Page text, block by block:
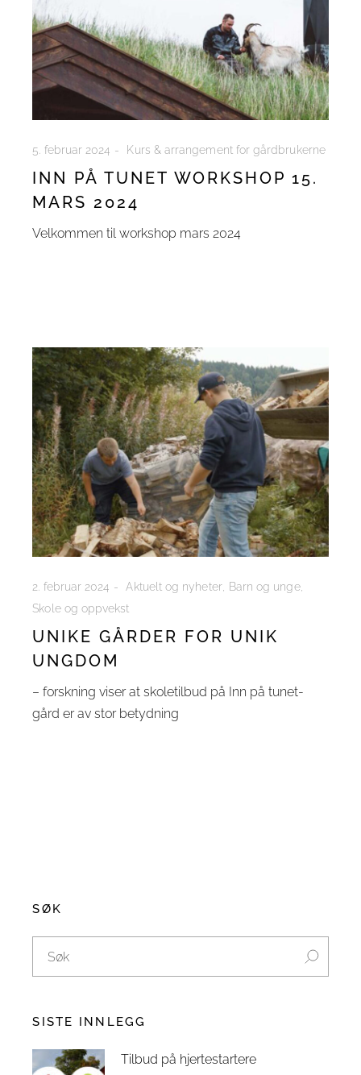
5. februar 2024 Kurs & arrangement for gårdbrukerne
INN PÅ TUNET WORKSHOP 15.
MARS 2024
Velkommen til workshop mars 2024
2. februar 2024 Aktuelt og nyheter
Barn og unge
Skole og oppvekst
UNIKE GÅRDER FOR UNIK
UNGDOM
– forskning viser at skoletilbud på Inn på tunet-
gård er av stor betydning
SØK
SISTE INNLEGG
Tilbud på hjertestartere